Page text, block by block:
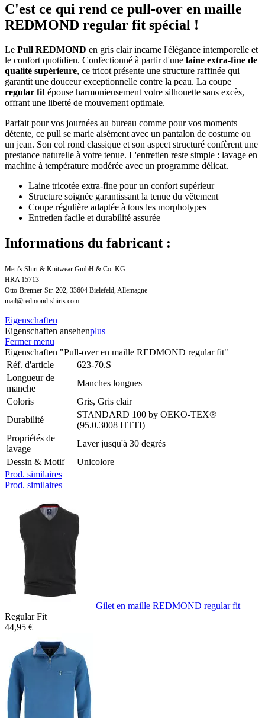
C'est ce qui rend ce pull-over en maille
REDMOND regular fit spécial !
Le Pull REDMOND en gris clair incarne l'élégance intemporelle et
le confort quotidien. Confectionné à partir d'une laine extra-fine de
qualité supérieure, ce tricot présente une structure raffinée qui
garantit une douceur exceptionnelle contre la peau. La coupe
regular fitépouse harmonieusement votre silhouette sans excès,
offrant une liberté de mouvement optimale.
Parfait pour vos journées au bureau comme pour vos moments
détente, ce pull se marie aisément avec un pantalon de costume ou
un jean. Son col rond classique et son aspect structuré confèrent une
prestance naturelle à votre tenue. L'entretien reste simple : lavage en
machine à température modérée avec un programme délicat.
Laine tricotée extra-fine pour un confort supérieur
Structure soignée garantissant la tenue du vêtement
Coupe régulière adaptée à tous les morphotypes
Entretien facile et durabilité assurée
Informations du fabricant :
Men’s Shirt & Knitwear GmbH & Co. KG
HRA 15713
Otto-Brenner-Str. 202, 33604 Bielefeld, Allemagne
mail@redmond-shirts.com
Eigenschaften
Eigenschaften ansehenplus
Fermer menu
Eigenschaften "Pull-over en maille REDMOND regular fit"
Réf. d'article
623-70.S
Longueur de
manche
Manches longues
Coloris
Gris, Gris clair
Durabilité
STANDARD 100 by OEKO-TEX®
(95.0.3008 HTTI)
Propriétés de
lavage
Laver jusqu'à 30 degrés
Dessin & Motif
Unicolore
Prod. similaires
Prod. similaires
Gilet en maille REDMOND regular fit
Regular Fit
44,95 €